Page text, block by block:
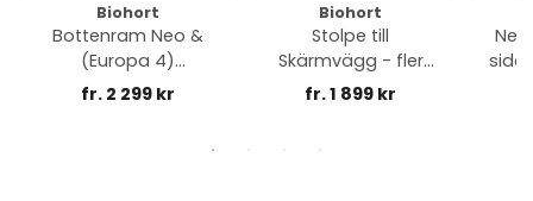
Biohort
Bottenram Neo &
(Europa 4)
trädgårdsskjul - fler
fr. 2 299 kr
Biohort
Stolpe till
Skärmvägg - fler
utföranden
fr. 1 899 kr